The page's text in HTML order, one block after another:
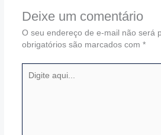
Deixe um comentário
O seu endereço de e-mail não será
obrigatórios são marcados com *
aqui...